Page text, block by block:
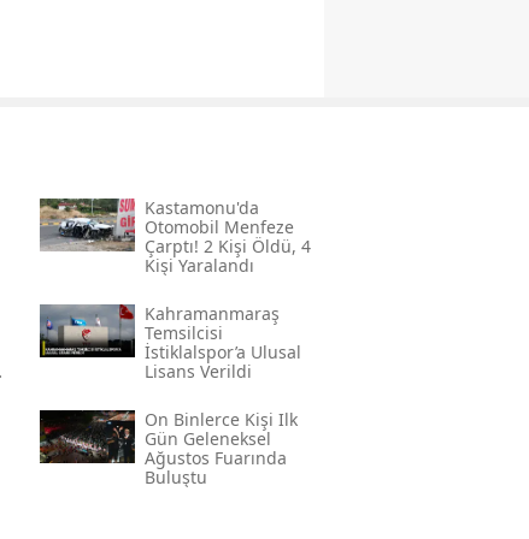
Kastamonu'da
Otomobil Menfeze
Çarptı! 2 Kişi Öldü, 4
Kişi Yaralandı
Kahramanmaraş
Temsilcisi
İstiklalspor’a Ulusal
Lisans Verildi
On Binlerce Kişi Ilk
Gün Geleneksel
Ağustos Fuarında
Buluştu